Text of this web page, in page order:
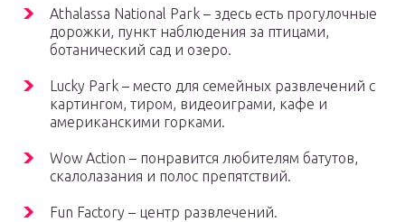
Аthalassa National Park – здесь есть прогулочные
дорожки, пункт наблюдения за птицами,
ботанический сад и озеро.
Lucky Park – место для семейных развлечений с
картингом, тиром, видеоиграми, кафе и
американскими горками.
Wow Action – понравится любителям батутов,
скалолазания и полос препятствий.
Fun Factory – центр развлечений.